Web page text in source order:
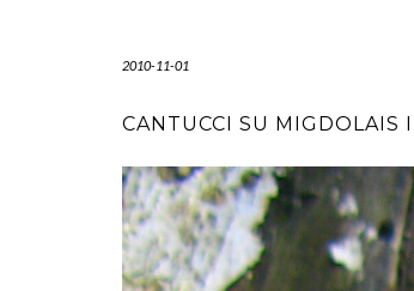
2010-11-01
CANTUCCI SU MIGDOLAIS